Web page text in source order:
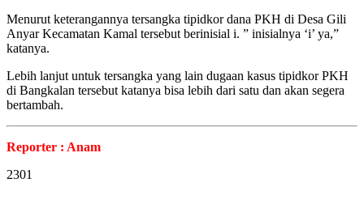
Menurut keterangannya tersangka tipidkor dana PKH di Desa Gili
Anyar Kecamatan Kamal tersebut berinisial i. ” inisialnya ‘i’ ya,”
katanya.
Lebih lanjut untuk tersangka yang lain dugaan kasus tipidkor PKH
di Bangkalan tersebut katanya bisa lebih dari satu dan akan segera
bertambah.
Reporter : Anam
2301